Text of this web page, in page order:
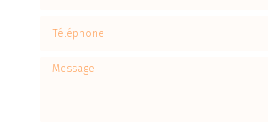
Message